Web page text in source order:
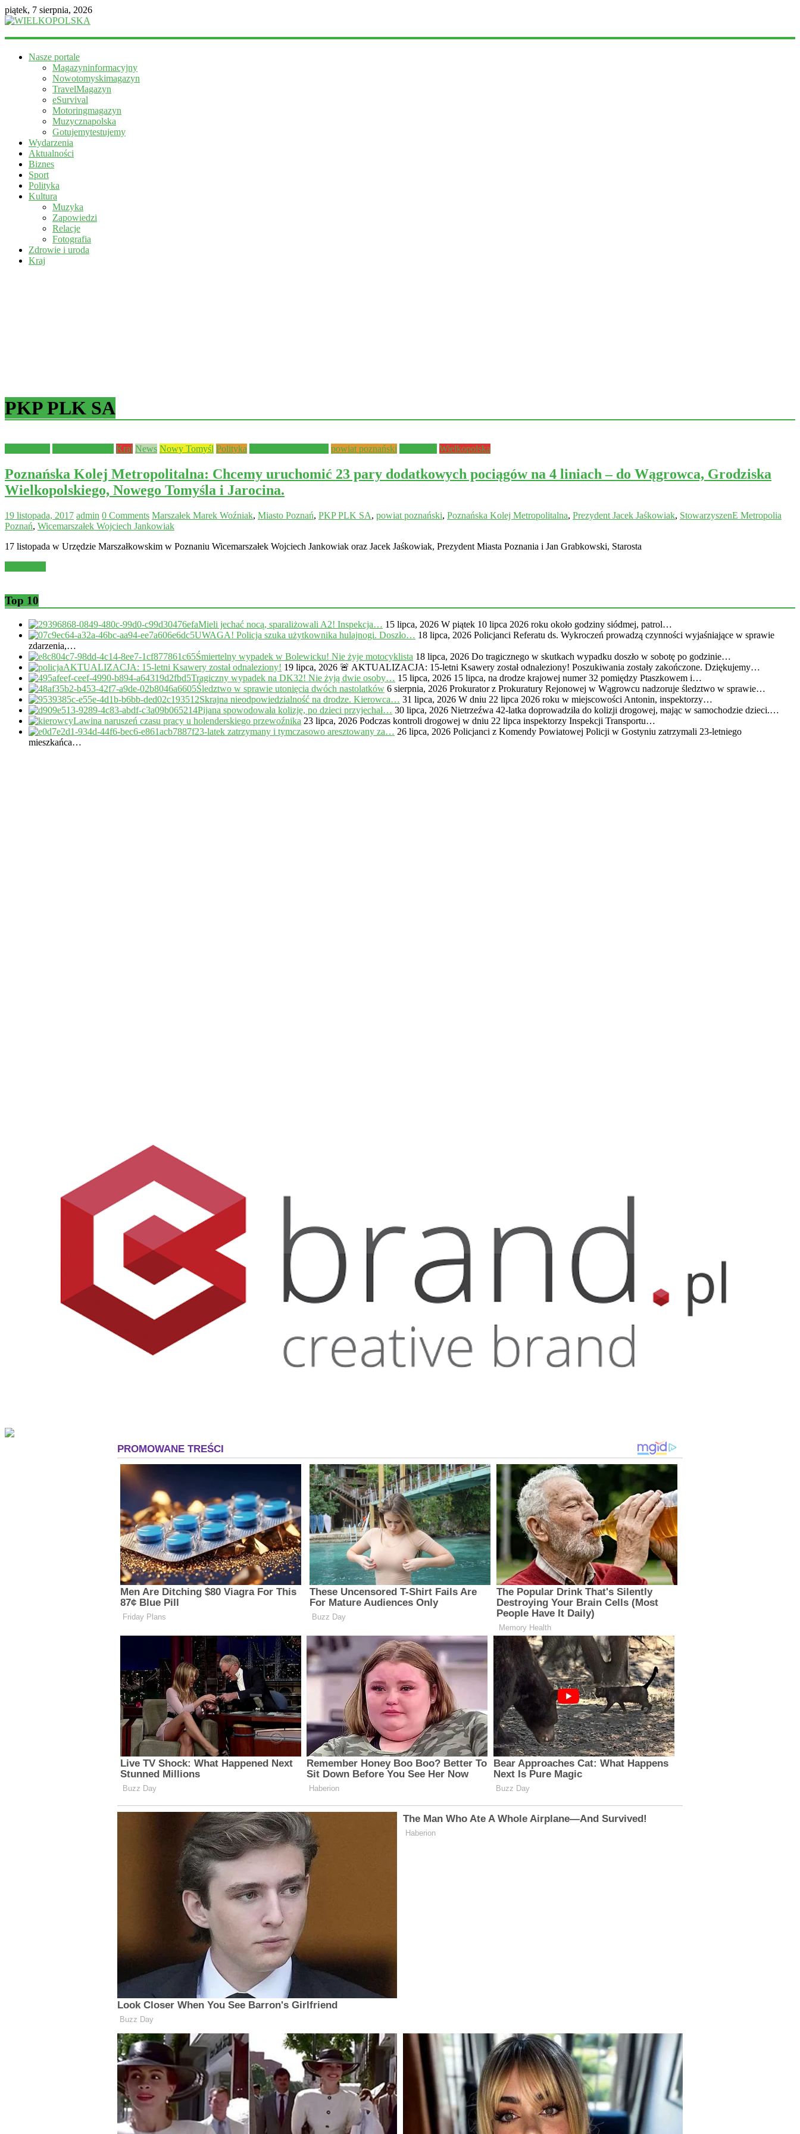
piątek, 7 sierpnia, 2026
WIELKOPOLSKA
informacyjny
Nasze portale
Magazyninformacyjny
Nowotomyskimagazyn
TravelMagazyn
eSurvival
Motoringmagazyn
Muzycznapolska
Gotujemytestujemy
Wydarzenia
Aktualności
Biznes
Sport
Polityka
Kultura
Muzyka
Zapowiedzi
Relacje
Fotografia
Zdrowie i uroda
Kraj
PKP PLK SA
Kraj News Nowy Tomyśl Polityka powiat poznański Wielkopolska
Poznańska Kolej Metropolitalna: Chcemy uruchomić 23 pary dodatkowych pociągów na 4 liniach – do Wągrowca, Grodziska
Wielkopolskiego, Nowego Tomyśla i Jarocina.
19 listopada, 2017 admin 0 Comments Marszałek Marek Woźniak, Miasto Poznań, PKP PLK SA, powiat poznański, Poznańska Kolej Metropolitalna, Prezydent Jacek Jaśkowiak, StowarzyszenE Metropolia
Poznań, Wicemarszałek Wojciech Jankowiak
17 listopada w Urzędzie Marszałkowskim w Poznaniu Wicemarszałek Wojciech Jankowiak oraz Jacek Jaśkowiak, Prezydent Miasta Poznania i Jan Grabkowski, Starosta
Top 10
Mieli jechać nocą, sparaliżowali A2! Inspekcja… 15 lipca, 2026 W piątek 10 lipca 2026 roku około godziny siódmej, patrol…
UWAGA! Policja szuka użytkownika hulajnogi. Doszło… 18 lipca, 2026 Policjanci Referatu ds. Wykroczeń prowadzą czynności wyjaśniające w sprawie
zdarzenia,…
Śmiertelny wypadek w Bolewicku! Nie żyje motocyklista 18 lipca, 2026 Do tragicznego w skutkach wypadku doszło w sobotę po godzinie…
AKTUALIZACJA: 15-letni Ksawery został odnaleziony! 19 lipca, 2026 🚨 AKTUALIZACJA: 15-letni Ksawery został odnaleziony! Poszukiwania zostały zakończone. Dziękujemy…
Tragiczny wypadek na DK32! Nie żyją dwie osoby… 15 lipca, 2026 15 lipca, na drodze krajowej numer 32 pomiędzy Ptaszkowem i…
Śledztwo w sprawie utonięcia dwóch nastolatków 6 sierpnia, 2026 Prokurator z Prokuratury Rejonowej w Wągrowcu nadzoruje śledztwo w sprawie…
Skrajna nieodpowiedzialność na drodze. Kierowca… 31 lipca, 2026 W dniu 22 lipca 2026 roku w miejscowości Antonin, inspektorzy…
Pijana spowodowała kolizję, po dzieci przyjechał… 30 lipca, 2026 Nietrzeźwa 42-latka doprowadziła do kolizji drogowej, mając w samochodzie dzieci.…
Lawina naruszeń czasu pracy u holenderskiego przewoźnika 23 lipca, 2026 Podczas kontroli drogowej w dniu 22 lipca inspektorzy Inspekcji Transportu…
23-latek zatrzymany i tymczasowo aresztowany za… 26 lipca, 2026 Policjanci z Komendy Powiatowej Policji w Gostyniu zatrzymali 23-letniego
mieszkańca…